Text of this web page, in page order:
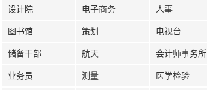
设计院 电子商务 人事
图书馆 策划 电视台
储备干部 航天 会计师事务所
业务员 测量 医学检验